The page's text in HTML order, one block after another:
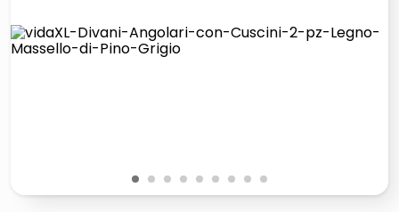
pattumiera raccolta differenziata
airpods
1 2 3 4 5 6 7 8 9